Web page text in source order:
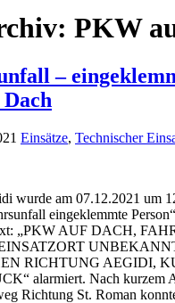
PKW
–
Einsätze, Technischer
wurde am 07.12.2021 um
eingeklemmte
„PKW AUF DACH,
RICHTUNG AEGIDI,
alarmiert. Nach kurzem
Richtung St. Roman